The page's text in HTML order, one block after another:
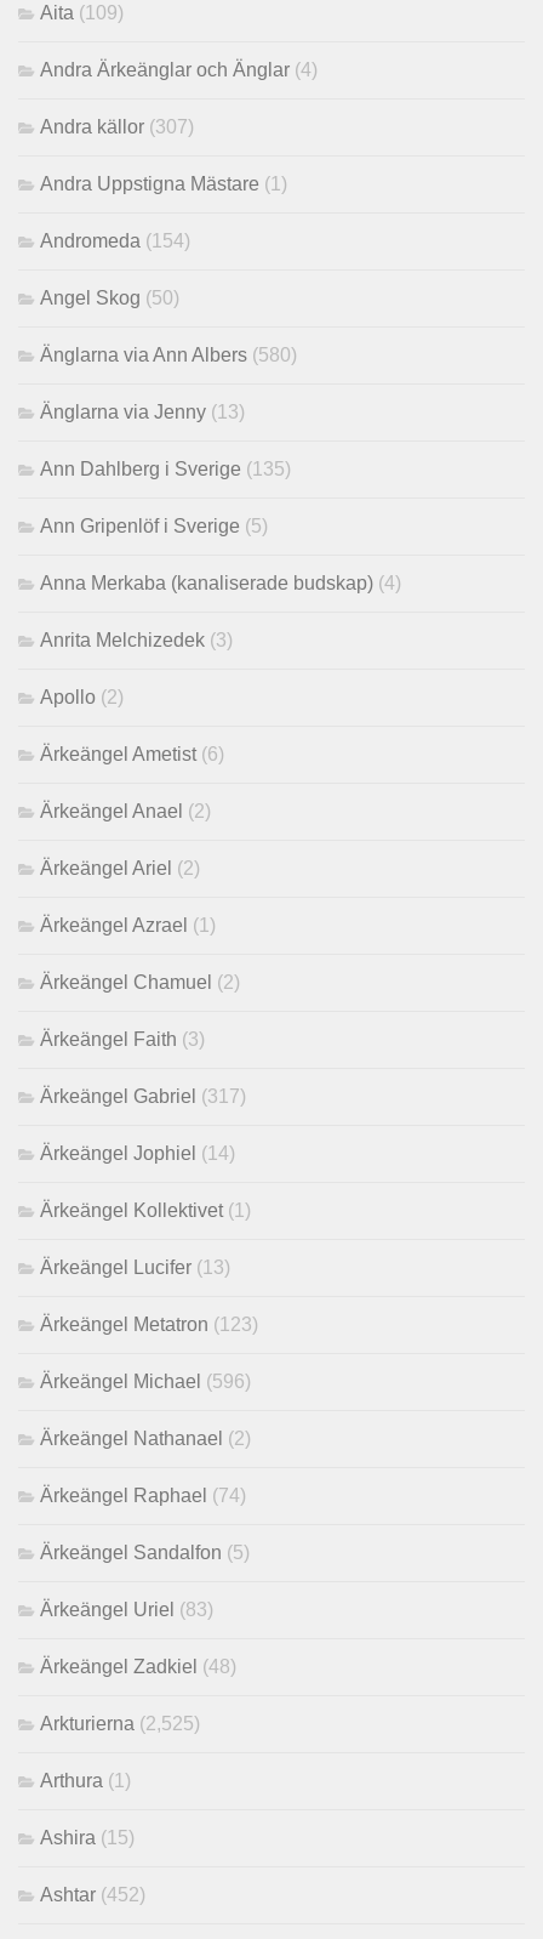
Aita (109)
Andra Ärkeänglar och Änglar (4)
Andra källor (307)
Andra Uppstigna Mästare (1)
Andromeda (154)
Angel Skog (50)
Änglarna via Ann Albers (580)
Änglarna via Jenny (13)
Ann Dahlberg i Sverige (135)
Ann Gripenlöf i Sverige (5)
Anna Merkaba (kanaliserade budskap) (4)
Anrita Melchizedek (3)
Apollo (2)
Ärkeängel Ametist (6)
Ärkeängel Anael (2)
Ärkeängel Ariel (2)
Ärkeängel Azrael (1)
Ärkeängel Chamuel (2)
Ärkeängel Faith (3)
Ärkeängel Gabriel (317)
Ärkeängel Jophiel (14)
Ärkeängel Kollektivet (1)
Ärkeängel Lucifer (13)
Ärkeängel Metatron (123)
Ärkeängel Michael (596)
Ärkeängel Nathanael (2)
Ärkeängel Raphael (74)
Ärkeängel Sandalfon (5)
Ärkeängel Uriel (83)
Ärkeängel Zadkiel (48)
Arkturierna (2,525)
Arthura (1)
Ashira (15)
Ashtar (452)